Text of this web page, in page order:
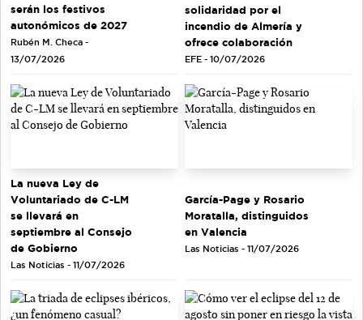
serán los festivos
autonómicos de 2027
Rubén M. Checa -
13/07/2026
solidaridad por el
incendio de Almería y
ofrece colaboración
EFE - 10/07/2026
La nueva Ley de
Voluntariado de C-LM
se llevará en
septiembre al Consejo
de Gobierno
Las Noticias - 11/07/2026
García-Page y Rosario
Moratalla, distinguidos
en Valencia
Las Noticias - 11/07/2026